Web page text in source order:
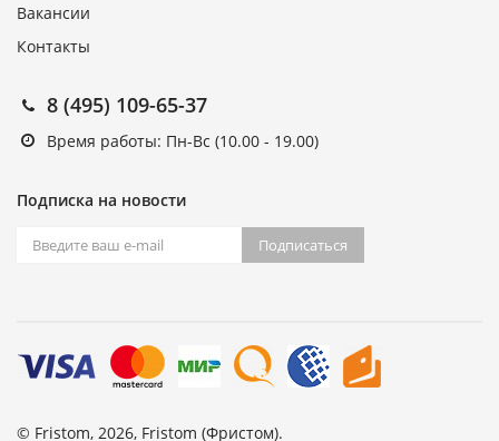
Вакансии
Контакты
8 (495) 109-65-37
Время работы: Пн-Вс (10.00 - 19.00)
Подписка на новости
Подписаться
© Fristom, 2026, Fristom (Фристом).